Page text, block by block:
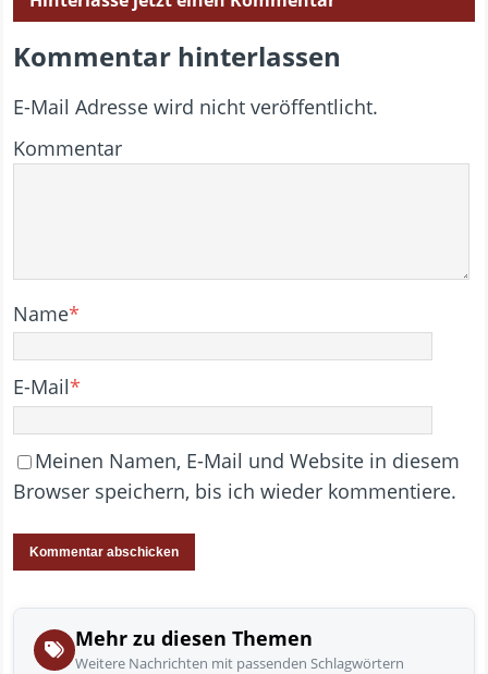
Kommentar hinterlassen
E-Mail Adresse wird nicht veröffentlicht.
Kommentar
Name*
E-Mail*
Meinen Namen, E-Mail und Website in diesem
Browser speichern, bis ich wieder kommentiere.
Mehr zu diesen Themen
Weitere Nachrichten mit passenden Schlagwörtern